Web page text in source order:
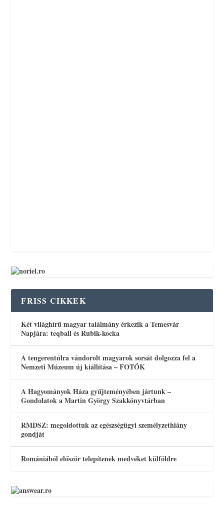
FRISS CIKKEK
Két világhírű magyar találmány érkezik a Temesvár
Napjára: teqball és Rubik-kocka
A tengerentúlra vándorolt magyarok sorsát dolgozza fel a
Nemzeti Múzeum új kiállítása – FOTÓK
A Hagyományok Háza gyűjteményében jártunk –
Gondolatok a Martin György Szakkönyvtárban
RMDSZ: megoldottuk az egészségügyi személyzethiány
gondját
Romániából először telepítenek medvéket külföldre